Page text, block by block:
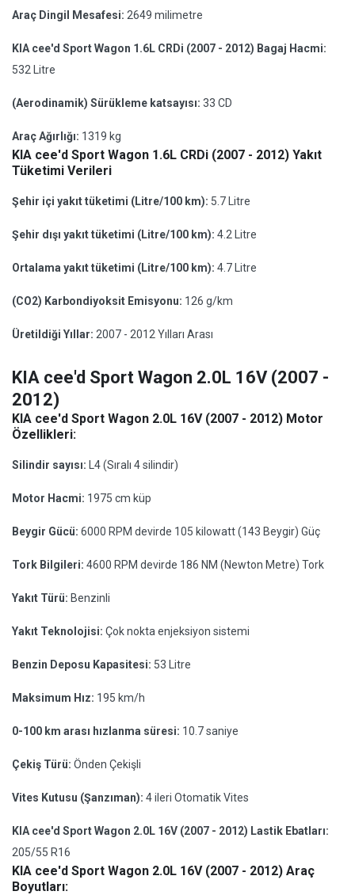
Araç Dingil Mesafesi: 2649 milimetre
KIA cee'd Sport Wagon 1.6L CRDi (2007 - 2012) Bagaj Hacmi:
532 Litre
(Aerodinamik) Sürükleme katsayısı: 33 CD
Araç Ağırlığı: 1319 kg
KIA cee'd Sport Wagon 1.6L CRDi (2007 - 2012) Yakıt
Tüketimi Verileri
Şehir içi yakıt tüketimi (Litre/100 km): 5.7 Litre
Şehir dışı yakıt tüketimi (Litre/100 km): 4.2 Litre
Ortalama yakıt tüketimi (Litre/100 km): 4.7 Litre
(CO2) Karbondiyoksit Emisyonu: 126 g/km
Üretildiği Yıllar: 2007 - 2012 Yılları Arası
KIA cee'd Sport Wagon 2.0L 16V (2007 -
2012)
KIA cee'd Sport Wagon 2.0L 16V (2007 - 2012) Motor
Özellikleri:
Silindir sayısı: L4 (Sıralı 4 silindir)
Motor Hacmi: 1975 cm küp
Beygir Gücü: 6000 RPM devirde 105 kilowatt (143 Beygir) Güç
Tork Bilgileri: 4600 RPM devirde 186 NM (Newton Metre) Tork
Yakıt Türü: Benzinli
Yakıt Teknolojisi: Çok nokta enjeksiyon sistemi
Benzin Deposu Kapasitesi: 53 Litre
Maksimum Hız: 195 km/h
0-100 km arası hızlanma süresi: 10.7 saniye
Çekiş Türü: Önden Çekişli
Vites Kutusu (Şanzıman): 4 ileri Otomatik Vites
KIA cee'd Sport Wagon 2.0L 16V (2007 - 2012) Lastik Ebatları:
205/55 R16
KIA cee'd Sport Wagon 2.0L 16V (2007 - 2012) Araç
Boyutları: